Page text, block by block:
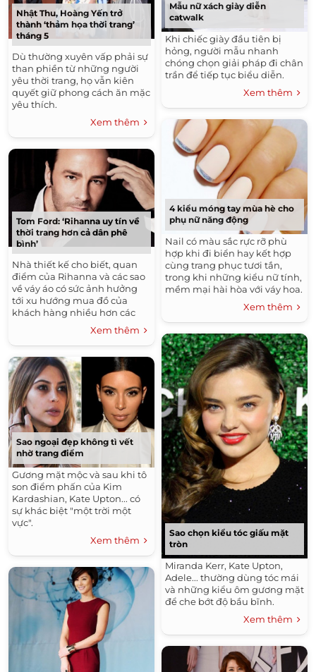
Nhật Thu, Hoàng Yến trở
thành ‘thảm họa thời trang’
tháng 5
Dù thường xuyên vấp phải sự
than phiền từ những người
yêu thời trang, họ vẫn kiên
quyết giữ phong cách ăn mặc
yêu thích.
Xem thêm
Tom Ford: ‘Rihanna uy tín về
thời trang hơn cả dân phê
bình’
Nhà thiết kế cho biết, quan
điểm của Rihanna và các sao
về váy áo có sức ảnh hưởng
tới xu hướng mua đồ của
khách hàng nhiều hơn các
bài phê bình về thời trang.
Xem thêm
Sao ngoại đẹp không tì vết
nhờ trang điểm
Gương mặt mộc và sau khi tô
son điểm phấn của Kim
Kardashian, Kate Upton... có
sự khác biệt "một trời một
vực".
Xem thêm
Mẫu nữ xách giày diễn
catwalk
Khi chiếc giày đầu tiên bị
hỏng, người mẫu nhanh
chóng chọn giải pháp đi chân
trần để tiếp tục biểu diễn.
Xem thêm
4 kiểu móng tay mùa hè cho
phụ nữ năng động
Nail có màu sắc rực rỡ phù
hợp khi đi biển hay kết hợp
cùng trang phục tươi tắn,
trong khi những kiểu nữ tính,
mềm mại hài hòa với váy hoa.
Xem thêm
Sao chọn kiểu tóc giấu mặt
tròn
Miranda Kerr, Kate Upton,
Adele... thường dùng tóc mái
và những kiểu ôm gương mặt
để che bớt độ bầu bĩnh.
Xem thêm